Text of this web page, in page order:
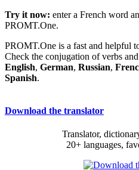
Try it now: enter a French word
PROMT.One.
PROMT.One is a fast and helpful
Check the conjugation of verbs
English, German, Russian,
Spanish.
Download the translator
Translator,
20+ languages,